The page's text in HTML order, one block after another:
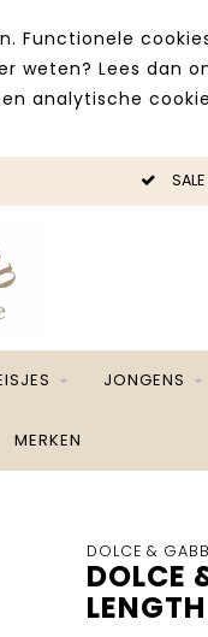
Functionele
weten? Lees dan
analytische
JONGENS
MERKEN
DOLCE &
DOLCE